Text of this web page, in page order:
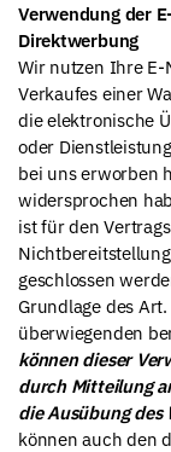
Verwendung der
Direktwerbung
Wir nutzen Ihre E-
Verkaufes einer
die elektronische
oder
bei uns erworben
widersprochen
ist für den
geschlossen
Grundlage des
überwiegenden
können dieser
durch Mitteilung
die Ausübung
können auch den